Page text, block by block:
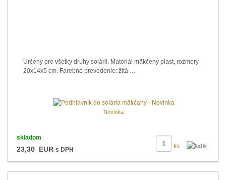
Novinka
Určený pre všetky druhy solárií. Materiál mäkčený plast, rozmery
20x14x5 cm. Farebné prevedenie: žltá …
ks
skladom
23,30 EUR s DPH